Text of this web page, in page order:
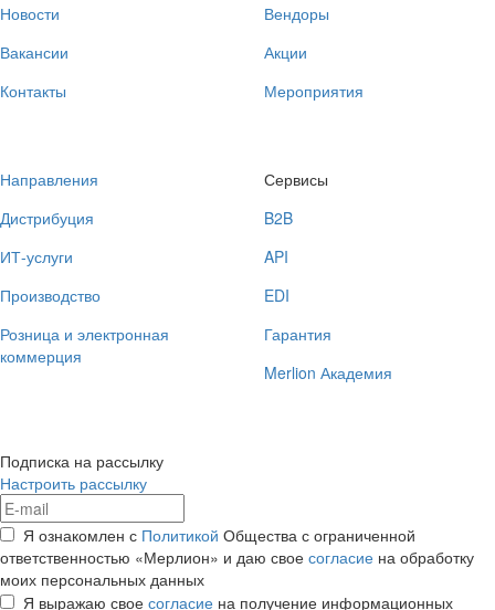
Новости
Вакансии
Контакты
Вендоры
Акции
Мероприятия
Направления
Дистрибуция
ИТ-услуги
Производство
Розница и электронная
коммерция
Сервисы
B2B
API
EDI
Гарантия
Merlion Академия
Подписка на рассылку
Настроить рассылку
Я ознакомлен с Политикой Общества с ограниченной
ответственностью «Мерлион» и даю свое согласие на обработку
моих персональных данных
Я выражаю свое согласие на получение информационных